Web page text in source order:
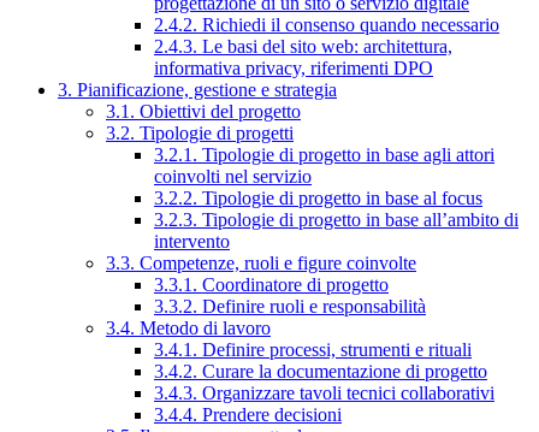
2.4.2. Richiedi il consenso quando necessario
2.4.3. Le basi del sito web: architettura,
informativa privacy, riferimenti DPO
3. Pianificazione, gestione e strategia
3.1. Obiettivi del progetto
3.2. Tipologie di progetti
3.2.1. Tipologie di progetto in base agli attori
coinvolti nel servizio
3.2.2. Tipologie di progetto in base al focus
3.2.3. Tipologie di progetto in base all’ambito di
intervento
3.3. Competenze, ruoli e figure coinvolte
3.3.1. Coordinatore di progetto
3.3.2. Definire ruoli e responsabilità
3.4. Metodo di lavoro
3.4.1. Definire processi, strumenti e rituali
3.4.2. Curare la documentazione di progetto
3.4.3. Organizzare tavoli tecnici collaborativi
3.4.4. Prendere decisioni